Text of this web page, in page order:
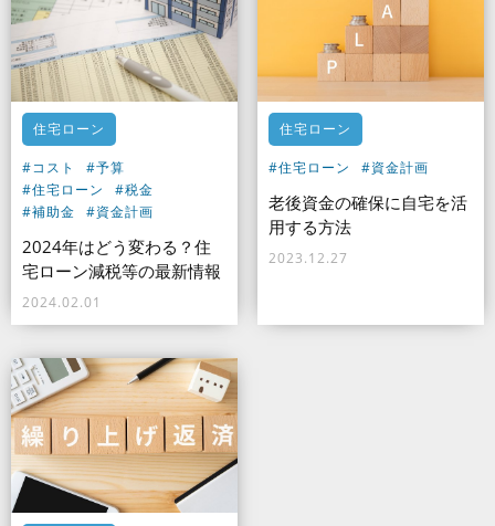
住宅ローン
#コスト
#予算
#住宅ローン
#税金
#補助金
#資金計画
2024年はどう変わる？住
宅ローン減税等の最新情報
2024.02.01
住宅ローン
#住宅ローン #資金計画
老後資金の確保に自宅を活
用する方法
2023.12.27